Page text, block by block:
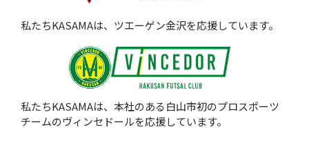
私たちKASAMAは、ツエーゲン金沢を応援しています。
私たちKASAMAは、本社のある白山市初のプロスポーツ
チームのヴィンセドールを応援しています。